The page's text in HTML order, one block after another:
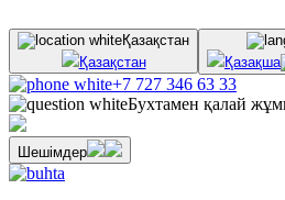
Қазақстан
Қазақстан
Қазақша
+7 727 346 63 33
Бухтамен қалай
Шешімдер